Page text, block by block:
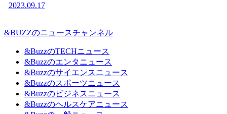
2023.09.17
&BUZZのニュースチャンネル
&BuzzのTECHニュース
&Buzzのエンタニュース
&Buzzのサイエンスニュース
&Buzzのスポーツニュース
&Buzzのビジネスニュース
&Buzzのヘルスケアニュース